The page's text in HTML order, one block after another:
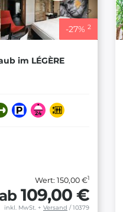
-27% 2
im LÉGÈRE
Wert: 150,00 €1
ab 109,00 €
inkl. MwSt. + Versand / 10379